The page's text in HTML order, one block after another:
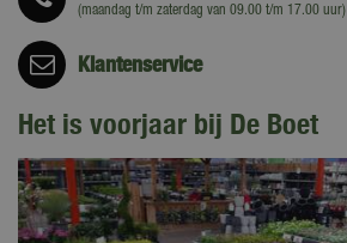
(maandag t/m zaterdag van 09.00 t/m 17.00 uur)
Klantenservice
Het is voorjaar bij De Boet